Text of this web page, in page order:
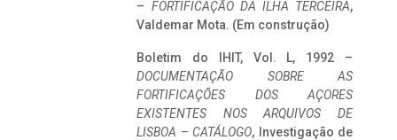
– FORTIFICAÇÃO DA ILHA TERCEIRA,
Valdemar Mota. (Em construção)
Boletim do IHIT, Vol. L, 1992 –
DOCUMENTAÇÃO SOBRE AS
FORTIFICAÇÕES DOS AÇORES
EXISTENTES NOS ARQUIVOS DE
LISBOA – CATÁLOGO, Investigação de